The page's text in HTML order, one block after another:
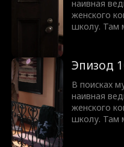
Но юную
ведь спать
что она
наивная
женского
школу. Там
парень
предлагает
зрение, а
Но юную
ведь спать
что она
Эпизод
В поисках
наивная
женского
школу. Там